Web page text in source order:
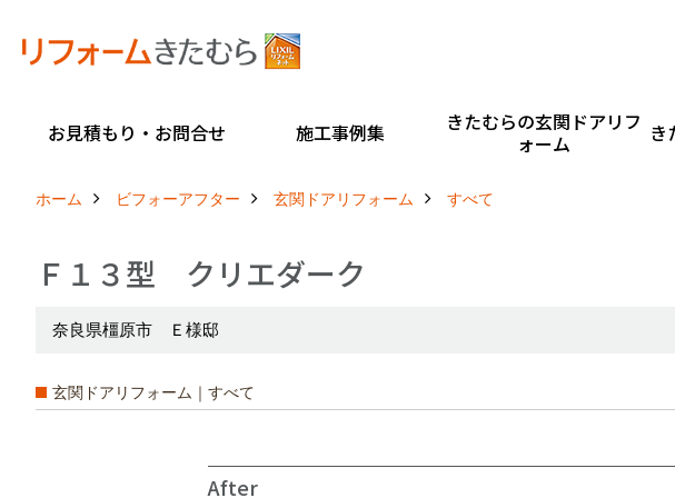
お見積もり・お問合せ 施工事例集
きたむらの玄関ドアリフ
ォーム
き
ホーム ビフォーアフター 玄関ドアリフォーム すべて
Ｆ１３型 クリエダーク
奈良県橿原市 Ｅ様邸
玄関ドアリフォーム｜すべて
After